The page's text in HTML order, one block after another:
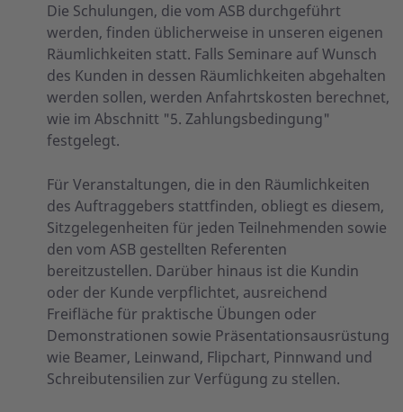
Die Schulungen, die vom ASB durchgeführt
werden, finden üblicherweise in unseren eigenen
Räumlichkeiten statt. Falls Seminare auf Wunsch
des Kunden in dessen Räumlichkeiten abgehalten
werden sollen, werden Anfahrtskosten berechnet,
wie im Abschnitt "5. Zahlungsbedingung"
festgelegt.
Für Veranstaltungen, die in den Räumlichkeiten
des Auftraggebers stattfinden, obliegt es diesem,
Sitzgelegenheiten für jeden Teilnehmenden sowie
den vom ASB gestellten Referenten
bereitzustellen. Darüber hinaus ist die Kundin
oder der Kunde verpflichtet, ausreichend
Freifläche für praktische Übungen oder
Demonstrationen sowie Präsentationsausrüstung
wie Beamer, Leinwand, Flipchart, Pinnwand und
Schreibutensilien zur Verfügung zu stellen.